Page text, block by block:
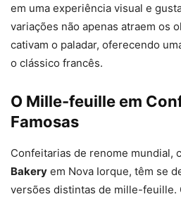
em uma experiência visual e
variações não apenas atraem os
cativam o paladar, oferecendo
o clássico francês.
O Mille-feuille em
Famosas
Confeitarias de renome mundial,
Bakery em Nova Iorque, têm se
versões distintas de mille-feuille.